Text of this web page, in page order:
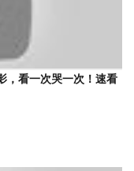
，看一次哭一次！速看